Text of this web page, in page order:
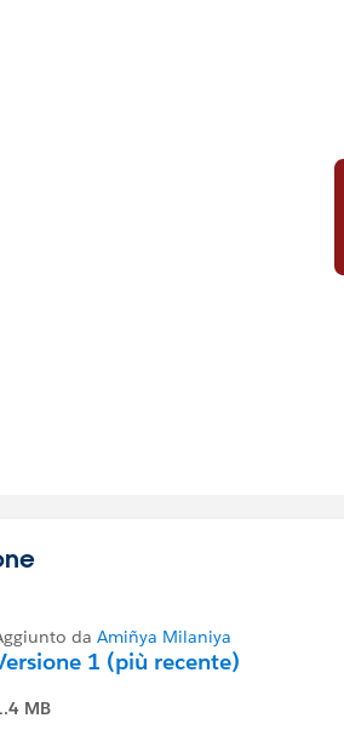
da Amiñya Milaniya
1 (più recente)
MB